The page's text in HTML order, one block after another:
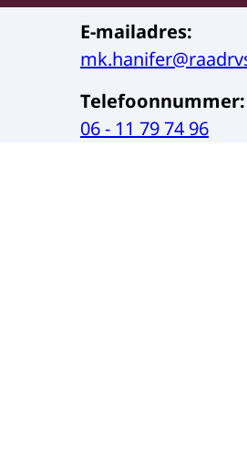
E-mailadres:
Telefoonnummer:
06 - 11 79 74 96